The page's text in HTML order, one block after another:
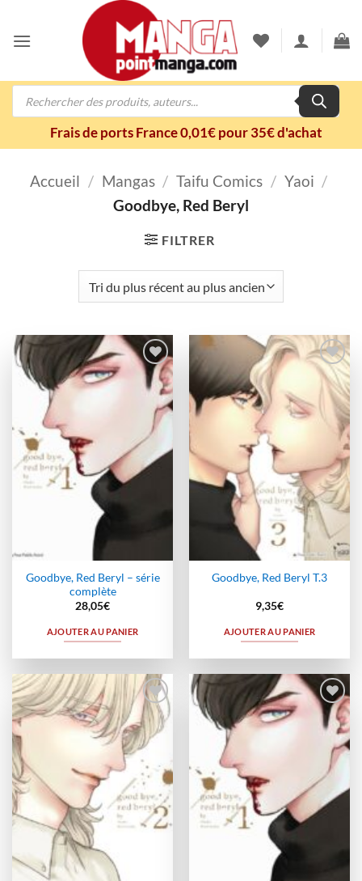
contenu
Recherche
Frais de ports France 0,01€ pour 35€ d'achat
Accueil / Mangas / Taifu Comics / Yaoi /
Goodbye, Red Beryl
FILTRER
Ajouter
à la
wishlist
Goodbye, Red Beryl – série
complète
28,05€
AJOUTER AU PANIER
Ajouter
à la
wishlist
Goodbye, Red Beryl T.3
9,35€
AJOUTER AU PANIER
Ajouter
à la
wishlist
Ajouter
à la
wishlist